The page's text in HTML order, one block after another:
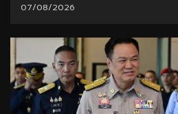
07/08/2026